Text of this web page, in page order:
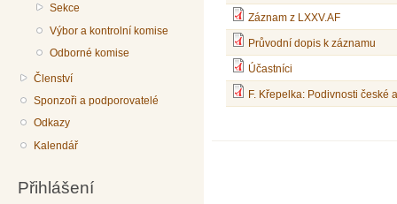
Sekce
Výbor a kontrolní komise
Odborné komise
Členství
Sponzoři a podporovatelé
Odkazy
Kalendář
Přihlášení
Záznam z LXXV.AF
Průvodní dopis k záznamu
Účastníci
F. Křepelka: Podivnosti české